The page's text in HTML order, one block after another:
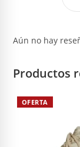
Aún no hay
Productos
OFERTA